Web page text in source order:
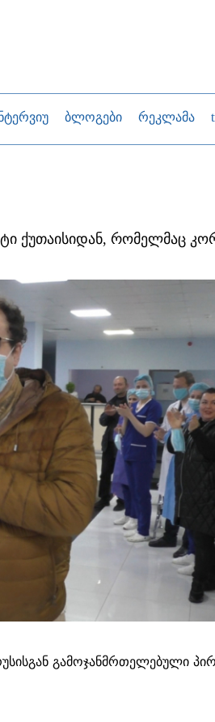
ბლოგები რეკლამა
ქუთაისიდან, რომელმაც
გამოჯანმრთელებული